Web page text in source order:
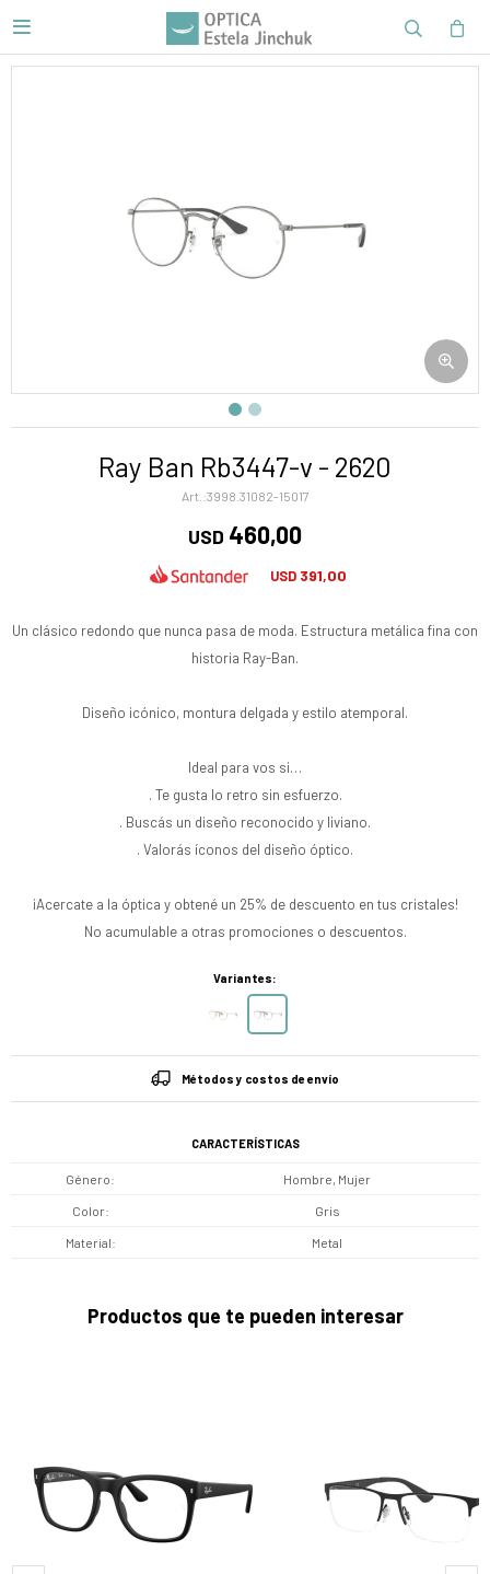

Ray Ban Rb3447-v - 2620
3998.31082-15017
USD 460,00
USD 391,00
Un clásico redondo que nunca pasa de moda. Estructura metálica fina con
historia Ray-Ban.
Diseño icónico, montura delgada y estilo atemporal.
Ideal para vos si…
. Te gusta lo retro sin esfuerzo.
. Buscás un diseño reconocido y liviano.
. Valorás íconos del diseño óptico.
¡Acercate a la óptica y obtené un 25% de descuento en tus cristales!
No acumulable a otras promociones o descuentos.
Variantes:
Métodos y costos de envío
CARACTERÍSTICAS
Género Hombre, Mujer
Color Gris
Material Metal
Productos que te pueden interesar